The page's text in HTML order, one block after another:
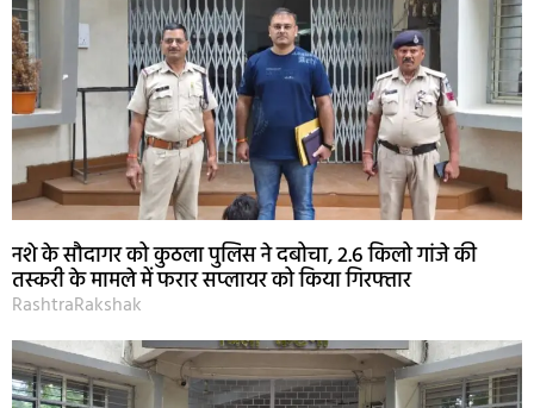
नशे के सौदागर को कुठला पुलिस ने दबोचा, 2.6 किलो गांजे की
तस्करी के मामले में फरार सप्लायर को किया गिरफ्तार
RashtraRakshak